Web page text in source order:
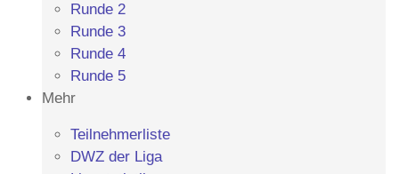
Runde 2
Runde 3
Runde 4
Runde 5
Mehr
Teilnehmerliste
DWZ der Liga